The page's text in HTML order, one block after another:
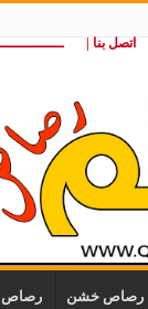
اتصل بنا |
رصاص خشن رصاص